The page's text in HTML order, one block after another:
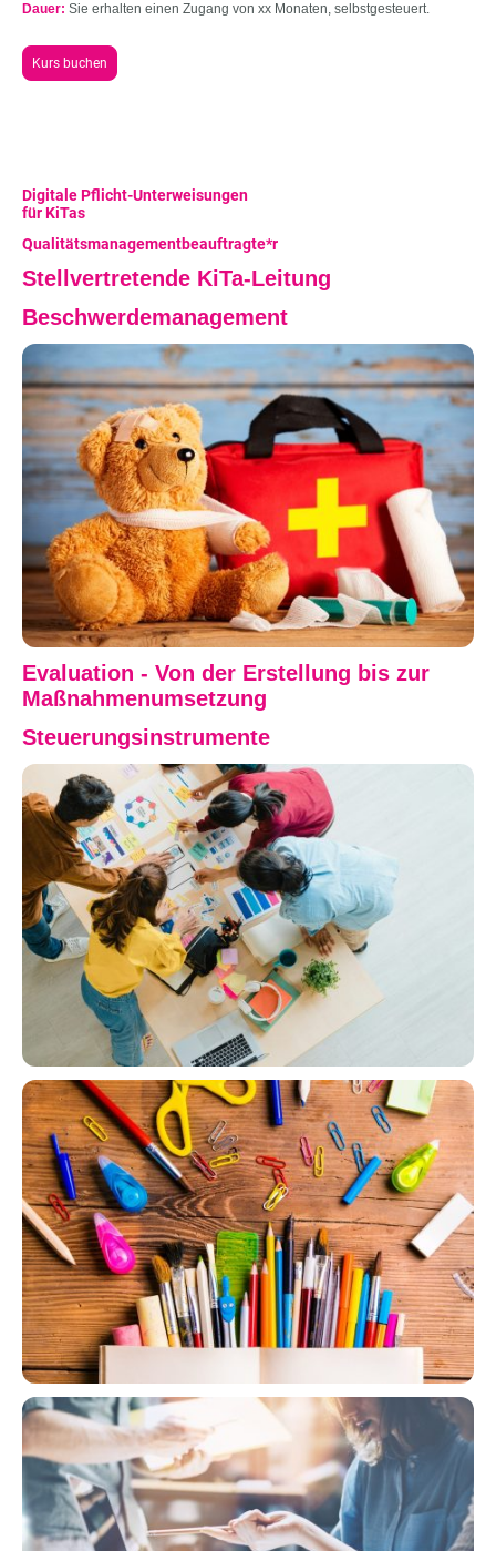
Dauer: Sie erhalten einen Zugang von xx Monaten, selbstgesteuert.
Kurs buchen
Digitale Pflicht-Unterweisungen
für KiTas
Qualitätsmanagementbeauftragte*r
Stellvertretende KiTa-Leitung
Beschwerdemanagement
Evaluation - Von der Erstellung bis zur
Maßnahmenumsetzung
Steuerungsinstrumente